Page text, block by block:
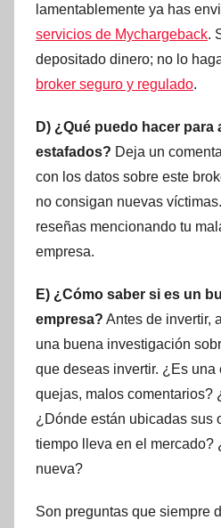
lamentablemente ya has
servicios de Mychargeback.
depositado dinero; no lo
broker seguro y regulado.
D) ¿Qué puedo hacer para
estafados? Deja un
con los datos sobre este
no consigan nuevas
reseñas mencionando tu
empresa.
E) ¿Cómo saber si es un
empresa? Antes de invertir,
una buena investigación
que deseas invertir. ¿Es una
quejas, malos comentarios?
¿Dónde están ubicadas sus
tiempo lleva en el mercado?
nueva?
Son preguntas que siempre